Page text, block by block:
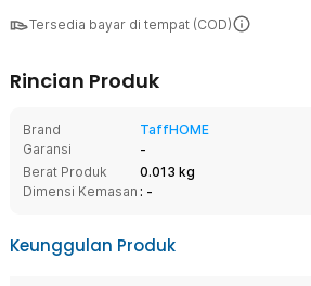
Tersedia bayar di tempat (COD)
Rincian Produk
Brand
TaffHOME
Garansi
-
Berat Produk
0.013 kg
Dimensi Kemasan : -
Keunggulan Produk